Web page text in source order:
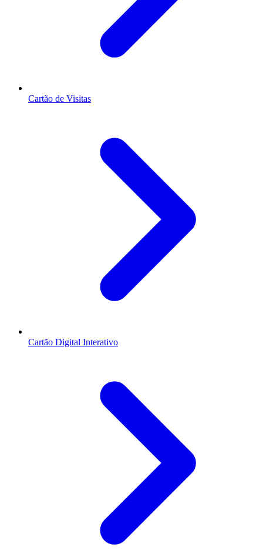
Cartão de Visitas
Cartão Digital Interativo